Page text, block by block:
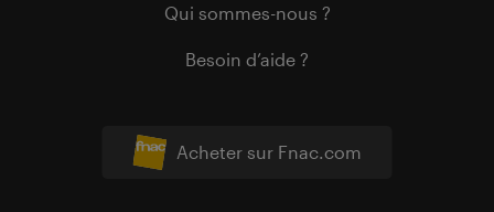
Acheter sur Fnac.com
Qui sommes-nous ?
Besoin d’aide ?